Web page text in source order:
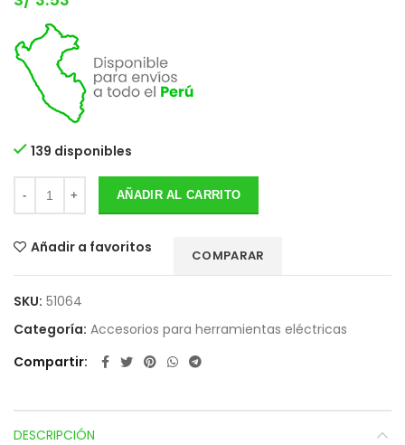
139 disponibles
AÑADIR AL CARRITO
Añadir a favoritos COMPARAR
SKU: 51064
Categoría: Accesorios para herramientas eléctricas
Compartir
DESCRIPCIÓN